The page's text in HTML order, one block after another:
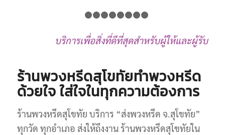
1 2 3
บริการเพื่อสิ่งที่ดีที่สุดสำหรับผู้ให้และผู้รับ
ร้านพวงหรีดสุโขทัยทำพวงหรีด
ด้วยใจ ใส่ใจในทุกความต้องการ
ร้านพวงหรีดสุโขทัย บริการ “ส่งพวงหรีด จ.สุโขทัย”
ทุกวัด ทุกอำเภอ ส่งให้ถึงงาน ร้านพวงหรีดสุโขทัยใน